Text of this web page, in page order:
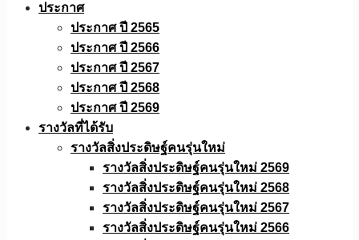
ประกาศ
ประกาศ ปี 2565
ประกาศ ปี 2566
ประกาศ ปี 2567
ประกาศ ปี 2568
ประกาศ ปี 2569
รางวัลที่ได้รับ
รางวัลสิ่งประดิษฐ์คนรุ่นใหม่
รางวัลสิ่งประดิษฐ์คนรุ่นใหม่ 2569
รางวัลสิ่งประดิษฐ์คนรุ่นใหม่ 2568
รางวัลสิ่งประดิษฐ์คนรุ่นใหม่ 2567
รางวัลสิ่งประดิษฐ์คนรุ่นใหม่ 2566